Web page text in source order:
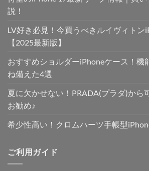
説！
LV好き必見！今買うべきルイヴィトン
【2025最新版】
おすすめショルダーiPhoneケース！機
ね備えた4選
夏に欠かせない！PRADA(プラダ)から
お勧め♪
希少性高い！クロムハーツ手帳型
ご利用ガイド